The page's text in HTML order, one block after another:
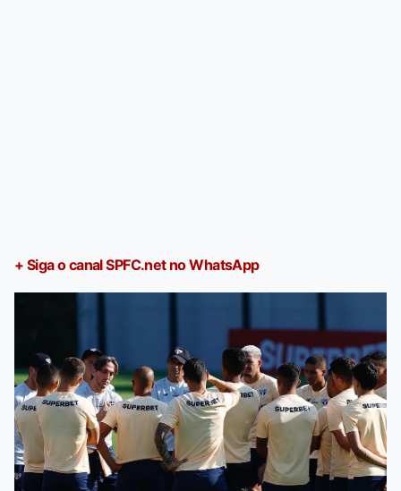
+ Siga o canal SPFC.net no WhatsApp